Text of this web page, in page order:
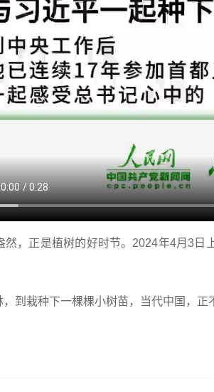
然，正是植树的好时节。2024年4月3
到栽种下一棵棵小树苗，当代中国，正